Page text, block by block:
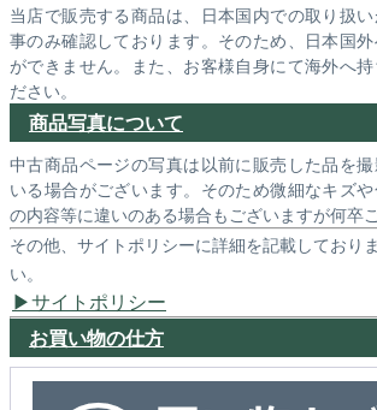
当店で販売する商品は、日本国内での取り扱
事のみ確認しております。そのため、日本国
ができません。また、お客様自身にて海外へ
ださい。
商品写真について
中古商品ページの写真は以前に販売した品を
いる場合がございます。そのため微細なキズ
の内容等に違いのある場合もございますが何卒
その他、サイトポリシーに詳細を記載しており
い。
サイトポリシー
お買い物の仕方